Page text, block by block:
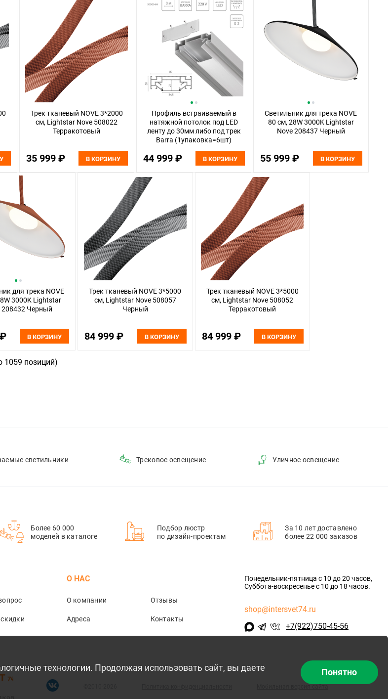
Трек тканевый NOVE 3*2000
см, Lightstar Nove 508022
Терракотовый
35 999 ₽ В КОРЗИНУ
Профиль встраиваемый в
натяжной потолок под LED
ленту до 30мм либо под трек
Barra (1упаковка=6шт)
6AI, Алюминий
44 999 ₽ В КОРЗИНУ
Светильник для трека NOVE
80 см, 28W 3000K Lightstar
Nove 208437 Черный
55 999 ₽ В КОРЗИНУ
для трека NOVE
3000K Lightstar
208432 Черный
В КОРЗИНУ
Трек тканевый NOVE 3*5000
см, Lightstar Nove 508057
Черный
84 999 ₽ В КОРЗИНУ
Трек тканевый NOVE 3*5000
см, Lightstar Nove 508052
Терракотовый
84 999 ₽ В КОРЗИНУ
1059 позиций)
светильники Трековое освещение Уличное освещение
Более 60 000
моделей в каталоге
Подбор люстр
по дизайн-проектам
За 10 лет доставлено
более 22 000 заказов
О НАС
О компании Отзывы
Адреса Контакты
Понедельник-пятница с 10 до 20 часов,
Суббота-воскресенье с 10 до 18 часов.
shop@intersvet74.ru
+7(922)750-45-56
технологии. Продолжая использовать сайт, вы даете
Понятно